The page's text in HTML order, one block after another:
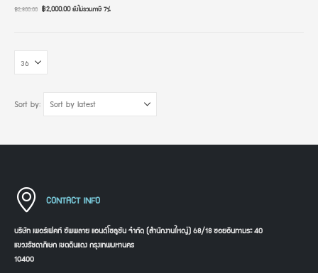
฿2,800.00 ฿2,000.00ยังไม่รวมภาษี 7%
Sort by:
CONTACT INFO
บริษัท เพอร์เฟคท์ ซัพพลาย แอนด์โซลูชัน จำกัด (สำนักงานใหญ่) 68/18 ซอยอินทามระ 40
แขวงรัชดาภิเษก เขตดินแดง กรุงเทพมหานคร
10400